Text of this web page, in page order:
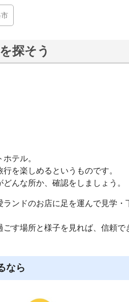
探そう
テル。
を楽しめるというものです。
んな所か、確認をしましょう。
ンドのお店に足を運んで見学・
す場所と様子を見れば、信頼で
なら